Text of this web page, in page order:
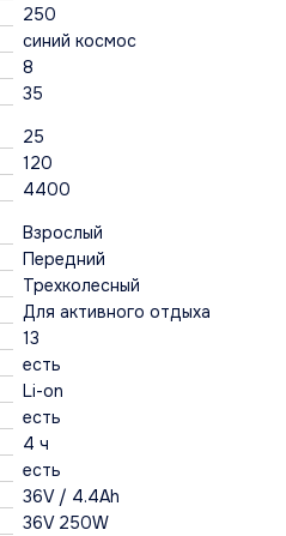
250
синий космос
8
35
25
120
4400
Взрослый
Передний
Трехколесный
Для активного отдыха
13
есть
Li-on
есть
4 ч
есть
36V / 4.4Ah
36V 250W